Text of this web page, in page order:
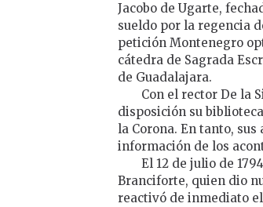
Jacobo de Ugarte,
sueldo por la regencia
petición Montenegro
cátedra de Sagrada
de Guadalajara.
Con el rector De la
disposición su
la Corona. En tanto,
información de los
El 12 de julio de
Branciforte, quien dio
reactivó de inmediato